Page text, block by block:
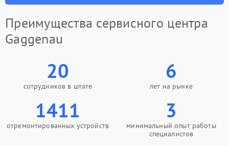
Преимущества сервисного центра
Gaggenau
20
сотрудников в штате
6
лет на рынке
1411
отремонтированных устройств
3
минимальный опыт работы
специалистов